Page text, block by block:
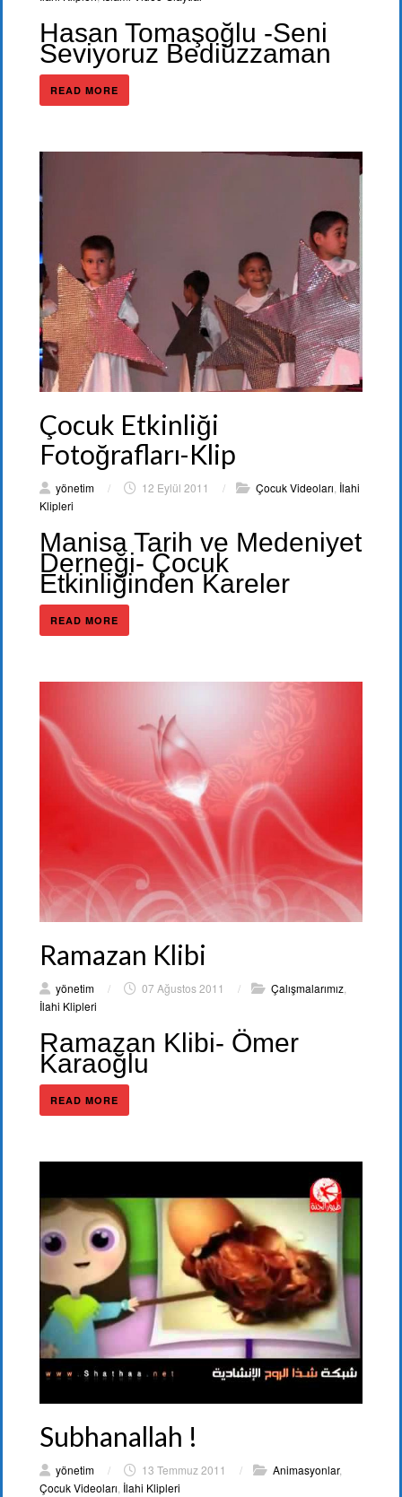
Hasan Tomaşoğlu -Seni
Seviyoruz Bediüzzaman
READ MORE
Çocuk Etkinliği
Fotoğrafları-Klip
yönetim / 12 Eylül 2011 / Çocuk Videoları İlahi
Klipleri
Manisa Tarih ve Medeniyet
Derneği- Çocuk
Etkinliğinden Kareler
READ MORE
Ramazan Klibi
yönetim / 07 Ağustos 2011 / Çalışmalarımız
İlahi Klipleri
Ramazan Klibi- Ömer
Karaoğlu
READ MORE
Subhanallah !
yönetim / 13 Temmuz 2011 / Animasyonlar,
Çocuk Videoları İlahi Klipleri